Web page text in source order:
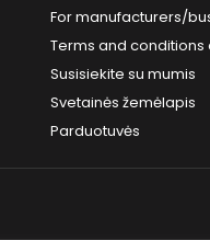
For manufacturers/
Terms and conditions
Susisiekite su mumis
Svetainės žemėlapis
Parduotuvės